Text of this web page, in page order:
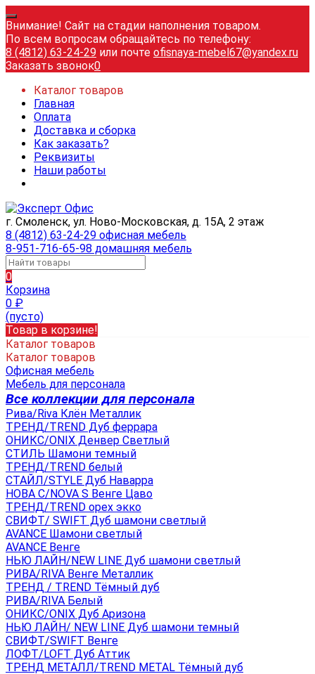
Внимание! Сайт на стадии наполнения товаром.
По всем вопросам обращайтесь по телефону:
8 (4812) 63-24-29 или почте ofisnaya-mebel67@yandex.ru
Заказать звонок0
Каталог товаров
Главная
Оплата
Доставка и сборка
Как заказать?
Реквизиты
Наши работы
г. Смоленск, ул. Ново-Московская, д. 15А, 2 этаж
8 (4812) 63-24-29 офисная мебель
8-951-716-65-98 домашняя мебель
0
Корзина
0 ₽
(пусто)
Товар в корзине!
Каталог товаров
Каталог товаров
Офисная мебель
Мебель для персонала
Все коллекции для персонала
Рива/Riva Клён Металлик
ТРЕНД/TREND Дуб феррара
ОНИКС/ONIX Денвер Светлый
СТИЛЬ Шамони темный
ТРЕНД/TREND белый
СТАЙЛ/STYLE Дуб Наварра
НОВА С/NOVA S Венге Цаво
ТРЕНД/TREND орех экко
СВИФТ/ SWIFT Дуб шамони светлый
AVANCE Шамони светлый
AVANCE Венге
НЬЮ ЛАЙН/NEW LINE Дуб шамони светлый
РИВА/RIVA Венге Металлик
TРЕНД / TREND Тёмный дуб
РИВА/RIVA Белый
ОНИКС/ONIX Дуб Аризона
НЬЮ ЛАЙН/ NEW LINE Дуб шамони темный
СВИФТ/SWIFT Венге
ЛОФТ/LOFT Дуб Аттик
ТРЕНД МЕТАЛЛ/TREND METAL Тёмный дуб